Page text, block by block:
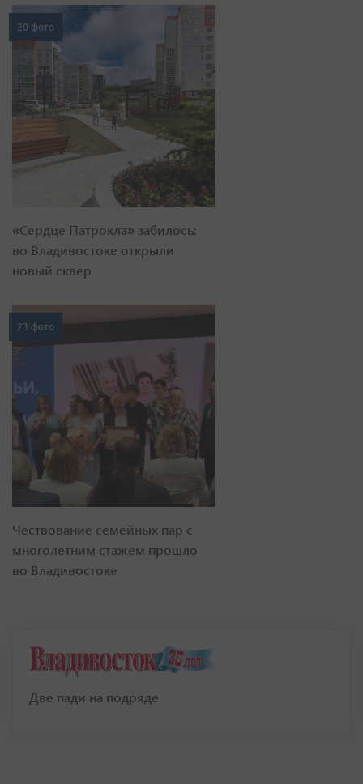
20 фото
«Сердце Патрокла» забилось:
во Владивостоке открыли
новый сквер
23 фото
Чествование семейных пар с
многолетним стажем прошло
во Владивостоке
Две пади на подряде